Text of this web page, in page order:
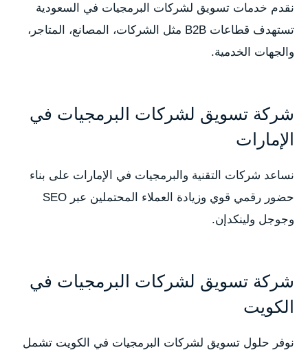
نقدم خدمات تسويق لشركات البرمجيات في السعودية
تستهدف قطاعات B2B مثل الشركات، المصانع، المتاجر،
والجهات الخدمية.
شركة تسويق لشركات البرمجيات في
الإمارات
نساعد شركات التقنية والبرمجيات في الإمارات على بناء
حضور رقمي قوي وزيادة العملاء المحتملين عبر SEO
وجوجل ولينكدإن.
شركة تسويق لشركات البرمجيات في
الكويت
نوفر حلول تسويق لشركات البرمجيات في الكويت تشمل